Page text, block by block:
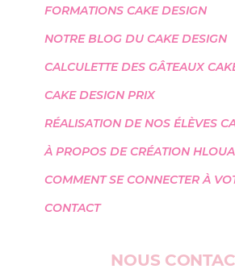
FORMATIONS CAKE DESIGN
NOTRE BLOG DU CAKE DESIGN
CALCULETTE DES GÂTEAUX
CAKE DESIGN PRIX
RÉALISATION DE NOS ÉLÈVES
À PROPOS DE CRÉATION HLOUA
COMMENT SE CONNECTER À
CONTACT
NOUS